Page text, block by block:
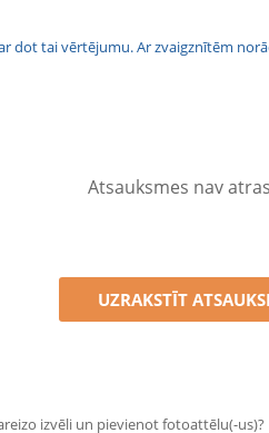
dot tai vērtējumu. Ar zvaigznītēm
Atsauksmes nav
UZRAKSTĪT
izvēli un pievienot fotoattēlu(-us)?